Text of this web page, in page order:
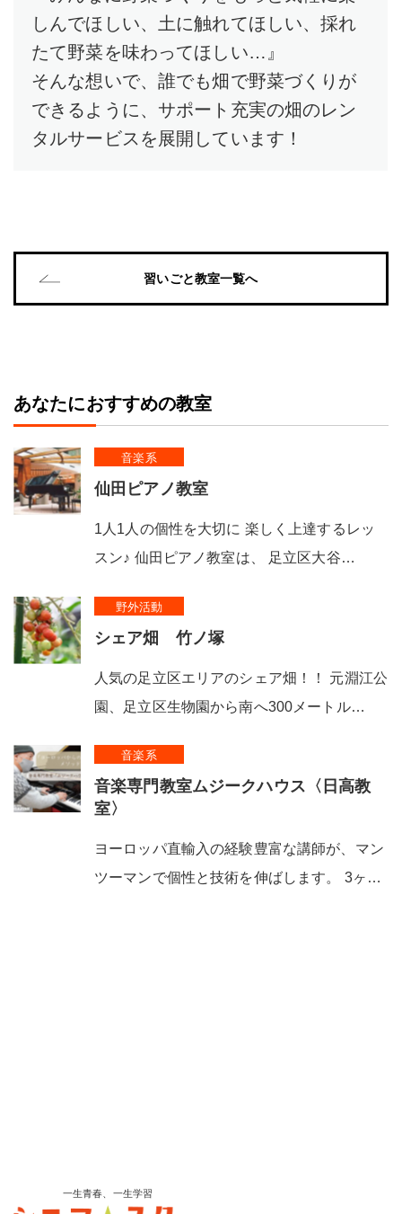
しんでほしい、土に触れてほしい、採れ
たて野菜を味わってほしい…』
そんな想いで、誰でも畑で野菜づくりが
できるように、サポート充実の畑のレン
タルサービスを展開しています！
習いごと教室一覧へ
あなたにおすすめの教室
音楽系
仙田ピアノ教室
1人1人の個性を大切に 楽しく上達するレッ
スン♪ 仙田ピアノ教室は、 足立区大谷…
野外活動
シェア畑 竹ノ塚
人気の足立区エリアのシェア畑！！ 元淵江公
園、足立区生物園から南へ300メートル…
音楽系
音楽専門教室ムジークハウス〈日高教
室〉
ヨーロッパ直輸入の経験豊富な講師が、マン
ツーマンで個性と技術を伸ばします。 3ヶ…
一生青春、一生学習